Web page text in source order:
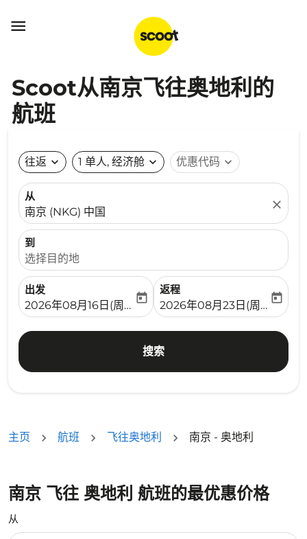

Scoot从南京飞往奥地利的
航班
往返 expand_more 1 单人, 经济舱 expand_more 优惠代码 expand_more
从
南京 (NKG) 中国
close
到
选择目的地
出发
fc-booking-departure-date-aria-label
2026年08月16日(周日)
today
返程
fc-booking-return-date-
2026年08月23日(周日)
today
搜索
主页 航班 飞往奥地利 南京 - 奥地利
南京 飞往 奥地利 航班的最优惠价格
从